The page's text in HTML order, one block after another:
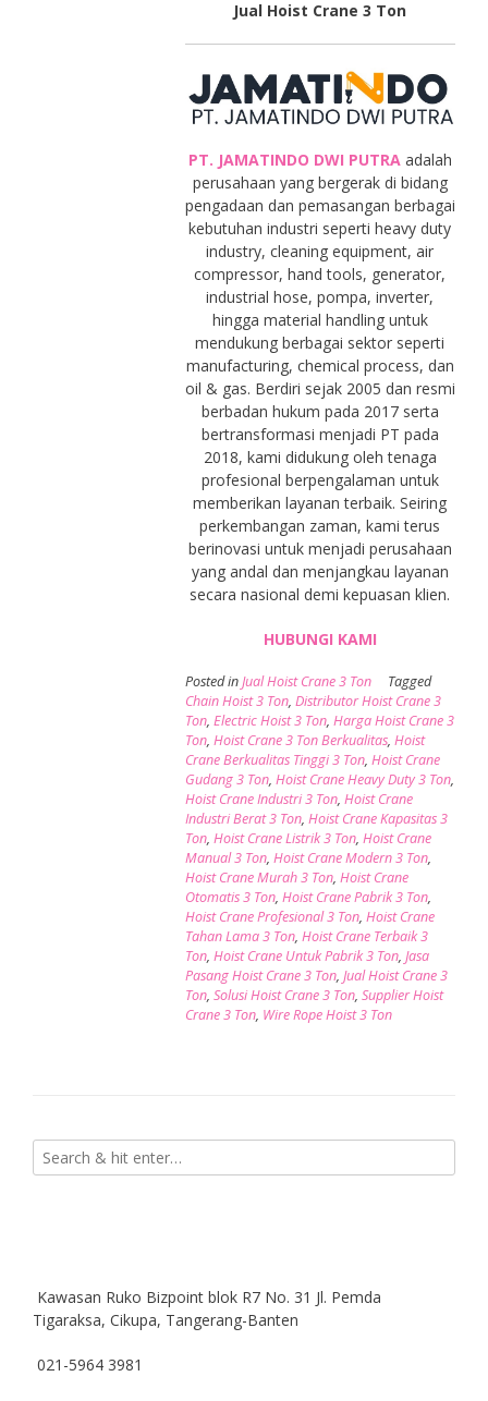
Jual Hoist Crane 3 Ton
PT. JAMATINDO DWI PUTRAadalah
perusahaan yang bergerak di bidang
pengadaan dan pemasangan berbagai
kebutuhan industri seperti heavy duty
industry, cleaning equipment, air
compressor, hand tools, generator,
industrial hose, pompa, inverter,
hingga material handling untuk
mendukung berbagai sektor seperti
manufacturing, chemical process, dan
oil & gas. Berdiri sejak 2005 dan resmi
berbadan hukum pada 2017 serta
bertransformasi menjadi PT pada
2018, kami didukung oleh tenaga
profesional berpengalaman untuk
memberikan layanan terbaik. Seiring
perkembangan zaman, kami terus
berinovasi untuk menjadi perusahaan
yang andal dan menjangkau layanan
secara nasional demi kepuasan klien.
HUBUNGI KAMI
Posted inJual Hoist Crane 3 Ton
Tagged
Chain Hoist 3 Ton, Distributor Hoist Crane 3
Ton, Electric Hoist 3 Ton, Harga Hoist Crane 3
Ton, Hoist Crane 3 Ton Berkualitas, Hoist
Crane Berkualitas Tinggi 3 Ton, Hoist Crane
Gudang 3 Ton, Hoist Crane Heavy Duty 3 Ton,
Hoist Crane Industri 3 Ton, Hoist Crane
Industri Berat 3 Ton, Hoist Crane Kapasitas 3
Ton, Hoist Crane Listrik 3 Ton, Hoist Crane
Manual 3 Ton, Hoist Crane Modern 3 Ton,
Hoist Crane Murah 3 Ton, Hoist Crane
Otomatis 3 Ton, Hoist Crane Pabrik 3 Ton,
Hoist Crane Profesional 3 Ton, Hoist Crane
Tahan Lama 3 Ton, Hoist Crane Terbaik 3
Ton, Hoist Crane Untuk Pabrik 3 Ton, Jasa
Pasang Hoist Crane 3 Ton, Jual Hoist Crane 3
Ton, Solusi Hoist Crane 3 Ton, Supplier Hoist
Crane 3 Ton, Wire Rope Hoist 3 Ton
Kawasan Ruko Bizpoint blok R7 No. 31 Jl. Pemda
Tigaraksa, Cikupa, Tangerang-Banten
021-5964 3981